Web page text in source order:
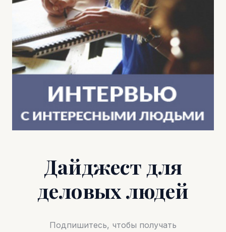
Дайджест для
деловых людей
Подпишитесь, чтобы получать